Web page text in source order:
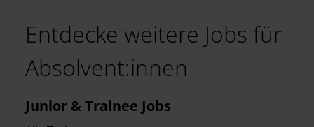
Entdecke weitere Jobs für
Absolvent:innen
Junior & Trainee Jobs